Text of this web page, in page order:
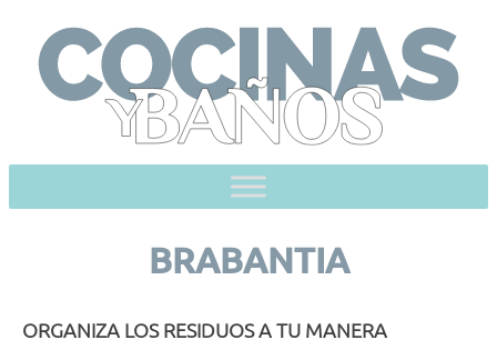
content
BRABANTIA
ORGANIZA LOS RESIDUOS A TU MANERA